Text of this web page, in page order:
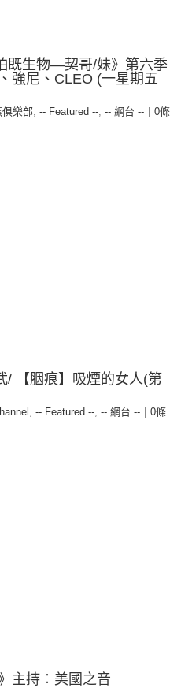
既生物—契哥/妹》第六季
強尼、CLEO (一星期五
俱樂部, -- Featured --, -- 網台 --
0條
/ 【胭痕】吸煙的女人(第
, -- Featured --, -- 網台 --
0條
主持︰美國之音